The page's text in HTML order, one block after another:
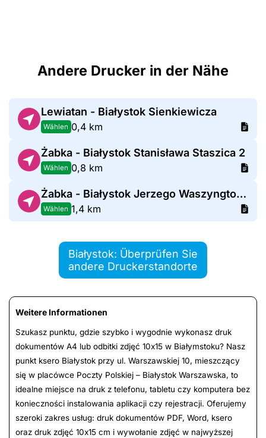
Andere Drucker in der Nähe
Lewiatan - Białystok Sienkiewicza
Wählen 0,4 km
Żabka - Białystok Stanisława Staszica 2
Wählen 0,8 km
Żabka - Białystok Jerzego Waszyngtona 34
Wählen 1,4 km
Białystok: Überprüfen Sie
andere Druckerstandorte
Weitere Informationen
Szukasz punktu, gdzie szybko i wygodnie wykonasz druk
dokumentów A4 lub odbitki zdjęć 10x15 w Białymstoku? Nasz
punkt ksero Białystok przy ul. Warszawskiej 10, mieszczący
się w placówce Poczty Polskiej – Białystok Warszawska, to
idealne miejsce na druk z telefonu, tabletu czy komputera bez
konieczności instalowania aplikacji czy rejestracji. Oferujemy
szeroki zakres usług: druk dokumentów PDF, Word, ksero
oraz druk zdjęć 10x15 cm i wywołanie zdjęć w najwyższej